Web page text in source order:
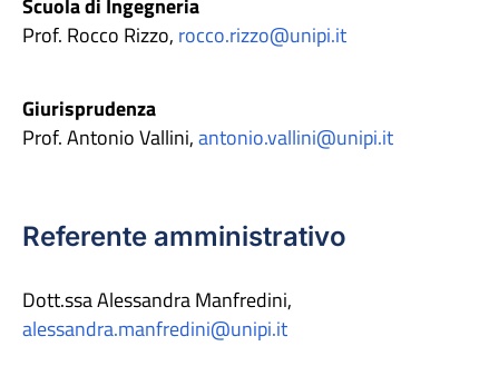
Scuola di Ingegneria
Prof. Rocco Rizzo, rocco.rizzo@unipi.it
Giurisprudenza
Prof. Antonio Vallini,antonio.vallini@unipi.it
Referente amministrativo
Dott.ssa Alessandra Manfredini,
alessandra.manfredini@unipi.it